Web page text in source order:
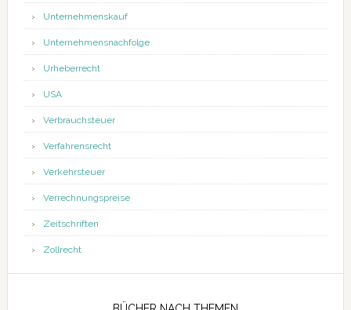
Unternehmenskauf
Unternehmensnachfolge
Urheberrecht
USA
Verbrauchsteuer
Verfahrensrecht
Verkehrsteuer
Verrechnungspreise
Zeitschriften
Zollrecht